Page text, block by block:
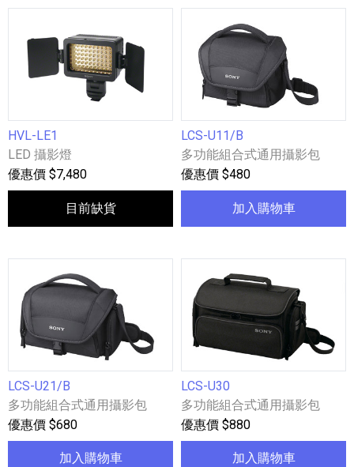
HVL-LE1
LED 攝影燈
優惠價 $7,480
目前缺貨
LCS-U11/B
多功能組合式通用攝影包
優惠價 $480
加入購物車
LCS-U21/B
多功能組合式通用攝影包
優惠價 $680
加入購物車
LCS-U30
多功能組合式通用攝影包
優惠價 $880
加入購物車